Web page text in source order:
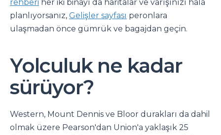
rehberi her iki binayı da haritalar ve varışınızı hala
planlıyorsanız, Gelişler sayfası peronlara
ulaşmadan önce gümrük ve bagajdan geçin.
Yolculuk ne kadar
sürüyor?
Western, Mount Dennis ve Bloor durakları da dahil
olmak üzere Pearson'dan Union'a yaklaşık 25